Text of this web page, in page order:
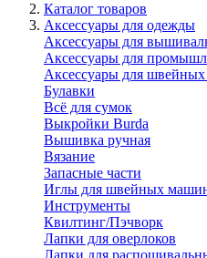
Каталог товаров
Аксессуары для одежды
Аксессуары для
Аксессуары для
Аксессуары для
Булавки
Всё для сумок
Выкройки Burda
Вышивка ручная
Вязание
Запасные части
Иглы для швейных
Инструменты
Квилтинг/Пэчворк
Лапки для оверлоков
Лапки для